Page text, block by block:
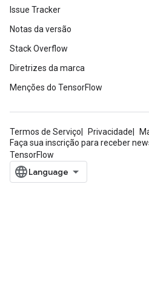
Issue Tracker
Notas da versão
Stack Overflow
Diretrizes da marca
Menções do TensorFlow
Termos de Serviço Privacidade
Faça sua inscrição para receber
TensorFlow